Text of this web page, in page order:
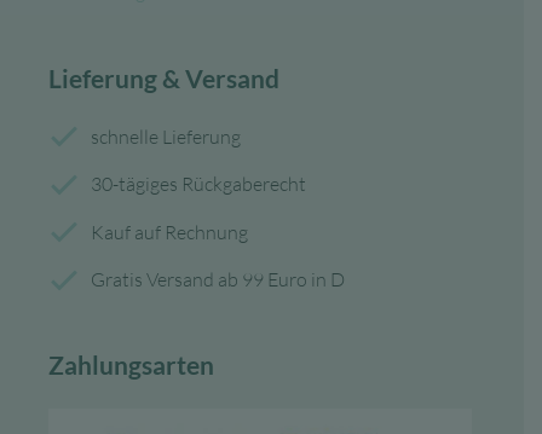
Lieferung & Versand
schnelle Lieferung
30-tägiges Rückgaberecht
Kauf auf Rechnung
Gratis Versand ab 99 Euro in D
Zahlungsarten